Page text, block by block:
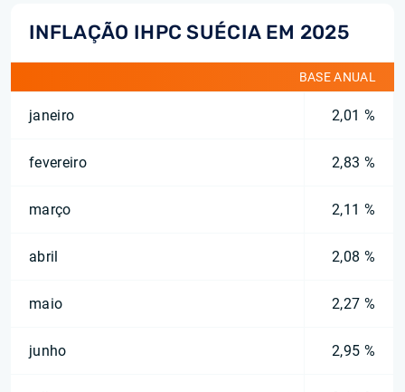
INFLAÇÃO IHPC SUÉCIA EM 2025
BASE ANUAL
janeiro 2,01 %
fevereiro 2,83 %
março 2,11 %
abril 2,08 %
maio 2,27 %
junho 2,95 %